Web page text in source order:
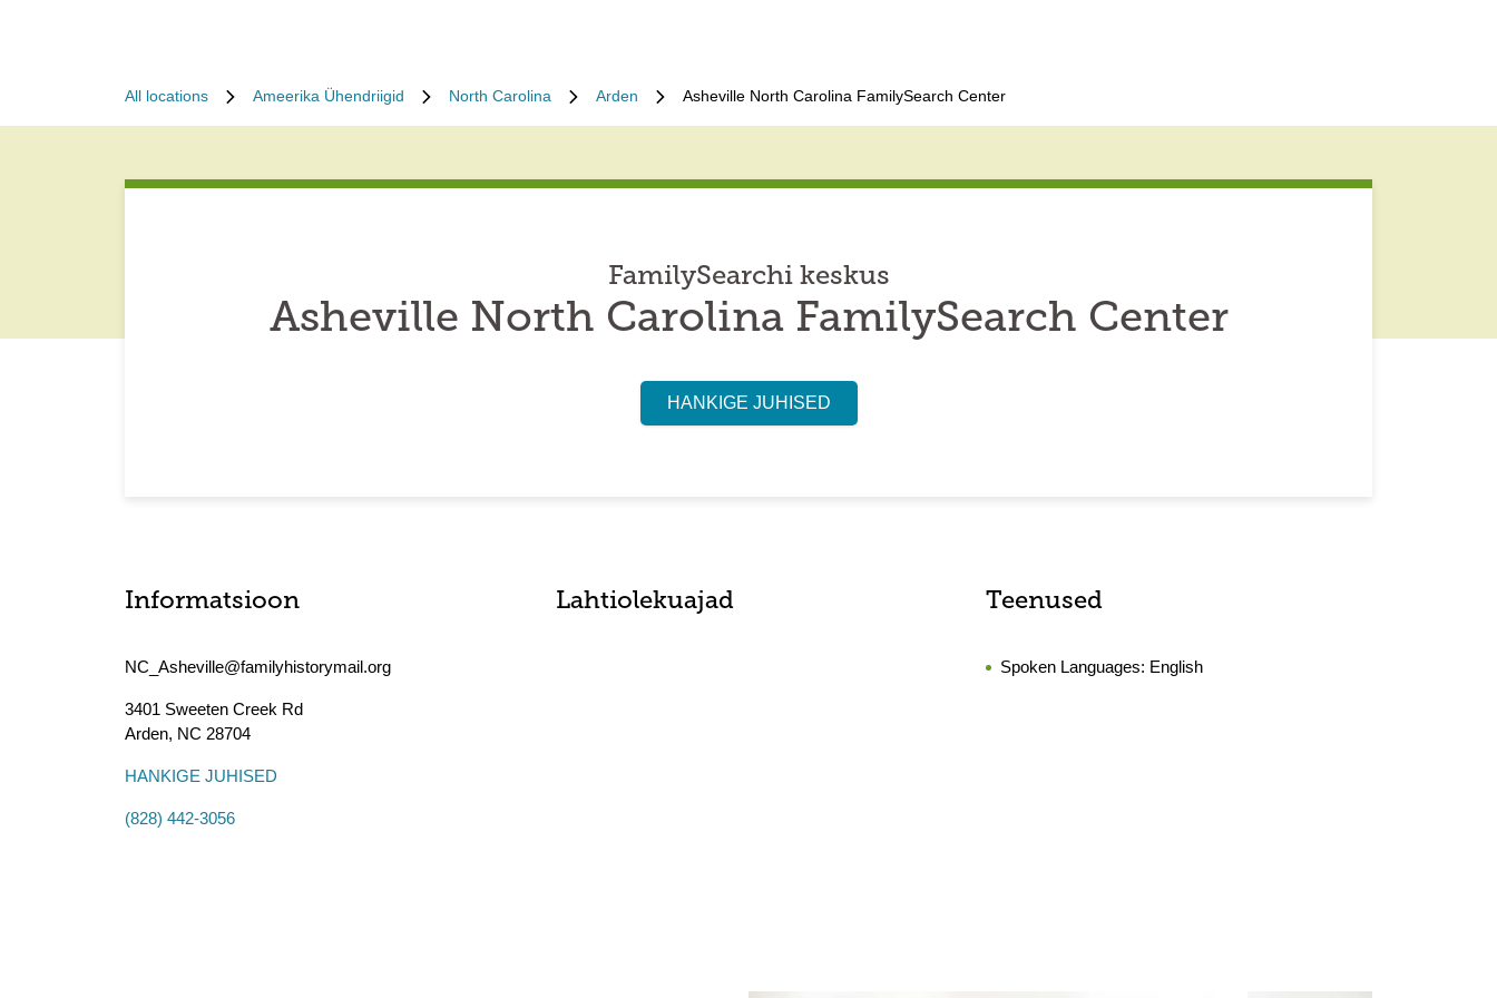
All locations Ameerika Ühendriigid North Carolina Arden Asheville North Carolina FamilySearch Center
FamilySearchi keskus
Asheville North Carolina FamilySearch Center
HANKIGE JUHISED
Informatsioon
NC_Asheville@familyhistorymail.org
3401 Sweeten Creek Rd
Arden, NC 28704
HANKIGE JUHISED
(828) 442-3056
Lahtiolekuajad Teenused
Spoken Languages: English